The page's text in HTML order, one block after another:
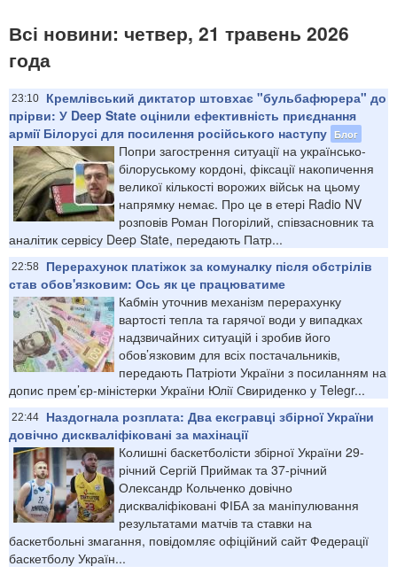
Всі новини: четвер, 21 травень 2026
года
23:10
Кремлівський диктатор штовхає "бульбафюрера" до
прірви: У Deep State оцінили ефективність приєднання
армії Білорусі для посилення російського наступу Блог
Попри загострення ситуації на українсько-
білоруському кордоні, фіксації накопичення
великої кількості ворожих військ на цьому
напрямку немає. Про це в етері Radio NV
розповів Роман Погорілий, співзасновник та
аналітик сервісу Deep State, передають Патр...
22:58
Перерахунок платіжок за комуналку після обстрілів
став обов'язковим: Ось як це працюватиме
Кабмін уточнив механізм перерахунку
вартості тепла та гарячої води у випадках
надзвичайних ситуацій і зробив його
обов’язковим для всіх постачальників,
передають Патріоти України з посиланням на
допис прем’єр-міністерки України Юлії Свириденко у Telegr...
22:44
Наздогнала розплата: Два ексгравці збірної України
довічно дискваліфіковані за махінації
Колишні баскетболісти збірної України 29-
річний Сергій Приймак та 37-річний
Олександр Кольченко довічно
дискваліфіковані ФІБА за маніпулювання
результатами матчів та ставки на
баскетбольні змагання, повідомляє офіційний сайт Федерації
баскетболу Україн...